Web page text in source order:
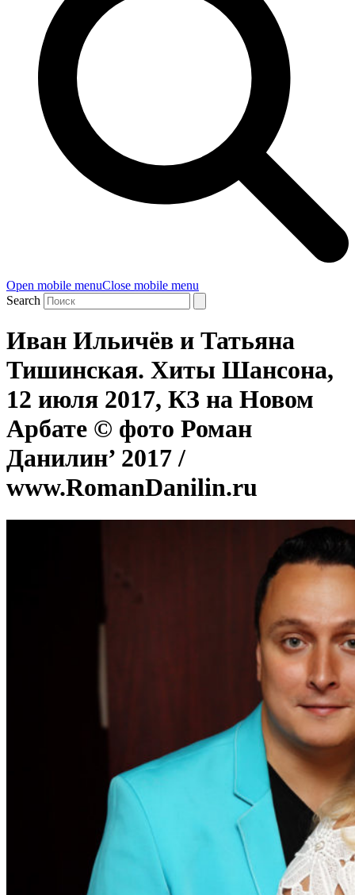
Open mobile menuClose mobile menu
Search
Иван Ильичёв и Татьяна
Тишинская. Хиты Шансона,
12 июля 2017, КЗ на Новом
Арбате © фото Роман
Данилин’ 2017 /
www.RomanDanilin.ru